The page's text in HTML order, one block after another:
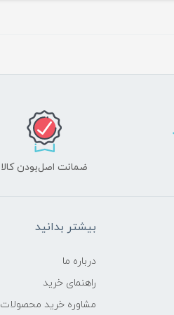
ضمانت اصل‌بودن کالا
بیشتر بدانید
درباره ما
راهنمای خرید
مشاوره خرید محصولات